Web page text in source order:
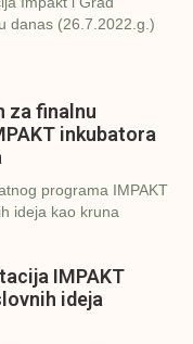
danas (26.7.2022.g.)
za finalnu
inkubatora
programa IMPAKT
ideja kao kruna
IMPAKT
ideja